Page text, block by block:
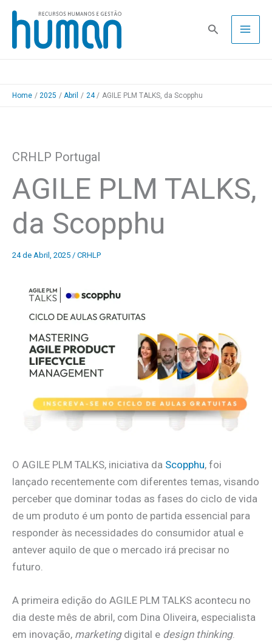
Skip
content
Pesquisa
Home 2025 Abril 24 AGILE PLM TALKS, da Scopphu
CRHLP Portugal
AGILE PLM TALKS,
da Scopphu
24 de Abril, 2025 / CRHLP
O AGILE PLM TALKS, iniciativa da Scopphu, foi
lançado recentemente com diferentes temas, visando
perceber que dominar todas as fases do ciclo de vida
de um produto é um ponto de partida essencial para
responder às necessidades do consumidor atual e
antever aquilo de que o mercado irá precisar no
futuro.
A primeira edição do AGILE PLM TALKS acontecu no
dia deste mês de abril, com Dina Oliveira, especialista
em inovação, marketingdigital e design thinking.